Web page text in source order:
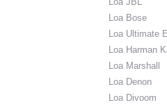
Loa Bose
Loa Ultimate
Loa Harman
Loa Marshall
Loa Denon
Loa Divoom